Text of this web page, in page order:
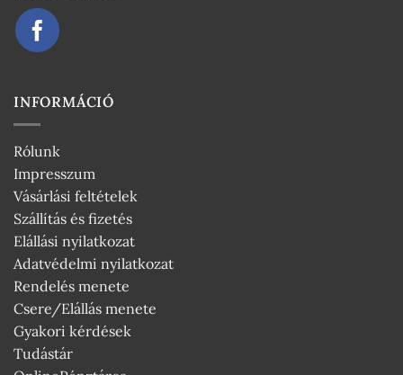
INFORMÁCIÓ
Rólunk
Impresszum
Vásárlási feltételek
Szállítás és fizetés
Elállási nyilatkozat
Adatvédelmi nyilatkozat
Rendelés menete
Csere/Elállás menete
Gyakori kérdések
Tudástár